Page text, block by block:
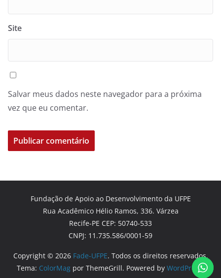
Site
Salvar meus dados neste navegador para a próxima
vez que eu comentar.
Fundação de Apoio ao Desenvolvimento da UFPE
Rua Acadêmico Hélio Ramos, 336. Várzea
Recife-PE CEP: 50740-533
CNPJ: 11.735.586/0001-59
Copyright © 2026 Fade-UFPE. Todos os direitos reservados.
Tema: ColorMag por ThemeGrill. Powered by WordPress.